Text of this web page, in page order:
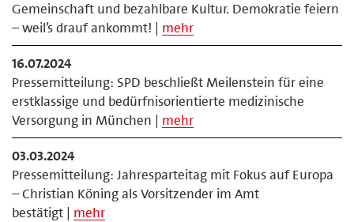
Gemeinschaft und bezahlbare Kultur. Demokratie feiern
– weil’s drauf ankommt! | mehr
16.07.2024
Pressemitteilung: SPD beschließt Meilenstein für eine
erstklassige und bedürfnisorientierte medizinische
Versorgung in München | mehr
03.03.2024
Pressemitteilung: Jahresparteitag mit Fokus auf Europa
– Christian Köning als Vorsitzender im Amt
bestätigt | mehr